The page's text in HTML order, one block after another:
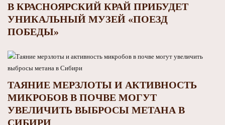
В КРАСНОЯРСКИЙ КРАЙ ПРИБУДЕТ
УНИКАЛЬНЫЙ МУЗЕЙ «ПОЕЗД
ПОБЕДЫ»
ТАЯНИЕ МЕРЗЛОТЫ И АКТИВНОСТЬ
МИКРОБОВ В ПОЧВЕ МОГУТ
УВЕЛИЧИТЬ ВЫБРОСЫ МЕТАНА В
СИБИРИ